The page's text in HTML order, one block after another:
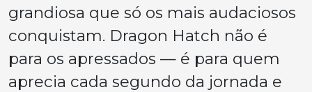
grandiosa que só os mais audaciosos
conquistam. Dragon Hatch não é
para os apressados — é para quem
aprecia cada segundo da jornada e